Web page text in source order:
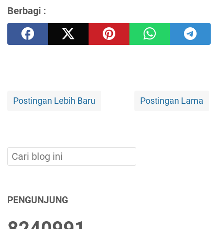
Berbagi :
Postingan Lebih Baru Postingan Lama
PENGUNJUNG